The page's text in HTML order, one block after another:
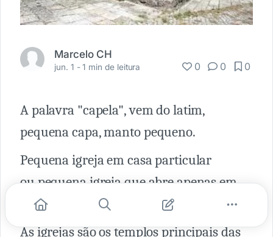
Marcelo CH
jun. 1 -1 min de leitura 0 0 0
A palavra "capela", vem do latim,
pequena capa, manto pequeno.
Pequena igreja em casa particular
ou pequena igreja que abre apenas em
determinados dias do ano.
As igrejas são os templos principais das